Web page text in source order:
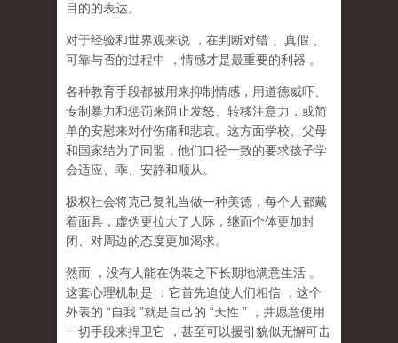
目的的表达。
对于经验和世界观来说 ，在判断对错 、真假
可靠与否的过程中
，情感才是最重要的利器 。
各种教育手段都被用来抑制情感，用道德威吓、
专制暴力和惩罚来阻止发怒、转移注意力，或简
单的安慰来对付伤痛和悲哀。这方面学校、父母
和国家结为了同盟，他们口径一致的要求孩子学
会适应、乖、安静和顺从。
极权社会将克己复礼当做一种美德，每个人都戴
着面具，虚伪更拉大了人际，继而个体更加封
闭、对周边的态度更加渴求。
然而 ，没有人能在伪装之下长期地满意生活 。
这套心理机制是
：它首先迫使人们相信
，这个
外表的 “自我 ”就是自己的 “天性 ”
，并愿意使用
一切手段来捍卫它
，甚至可以援引貌似无懈可击